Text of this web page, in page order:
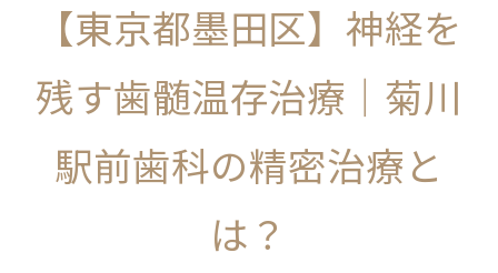
【東京都墨田区】神経を
残す歯髄温存治療｜菊川
駅前歯科の精密治療と
は？